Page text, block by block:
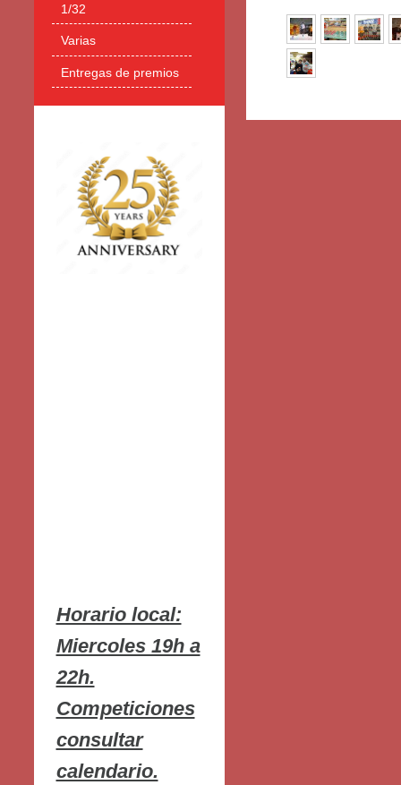
1/32
Varias
Entregas de premios
Horario local:
Miercoles 19h a
22h.
Competiciones
consultar
calendario.